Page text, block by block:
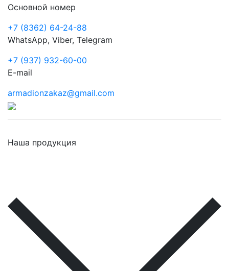
Основной номер
+7 (8362) 64-24-88
WhatsApp, Viber, Telegram
+7 (937) 932-60-00
E-mail
armadionzakaz@gmail.com
Наша продукция